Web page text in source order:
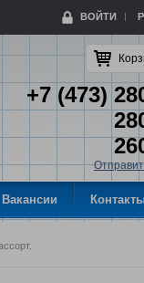
ВОЙТИ
+7 (473)
Вакансии